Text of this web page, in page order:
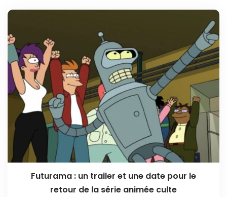
Futurama : un trailer et une date pour le
retour de la série animée culte